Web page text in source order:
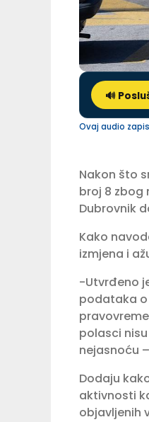
🔊
Ovaj audio
Nakon što
broj 8 zbog
Dubrovnik
Kako
izmjena i
-Utvrđeno
podataka o
polasci
nejasnoću
Dodaju
aktivnosti
objavljenih